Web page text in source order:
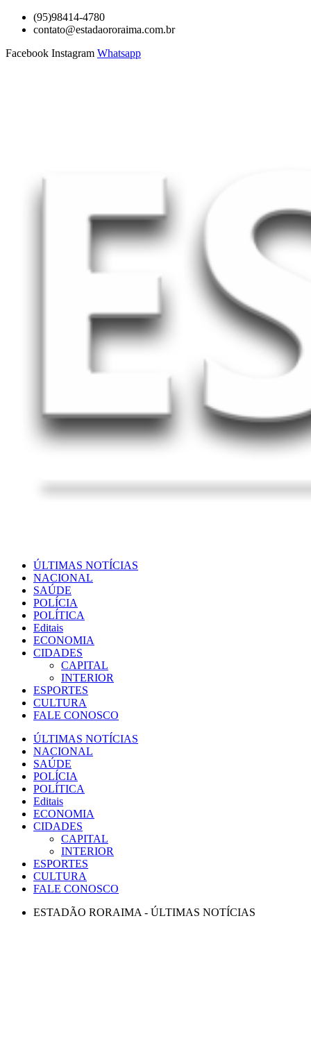
para
conteúdo
(95)98414-4780
contato@estadaororaima.com.br
Facebook Instagram Whatsapp
ÚLTIMAS NOTÍCIAS
NACIONAL
SAÚDE
POLÍCIA
POLÍTICA
Editais
ECONOMIA
CIDADES
CAPITAL
INTERIOR
ESPORTES
CULTURA
FALE CONOSCO
ÚLTIMAS NOTÍCIAS
NACIONAL
SAÚDE
POLÍCIA
POLÍTICA
Editais
ECONOMIA
CIDADES
CAPITAL
INTERIOR
ESPORTES
CULTURA
FALE CONOSCO
ESTADÃO RORAIMA - ÚLTIMAS NOTÍCIAS